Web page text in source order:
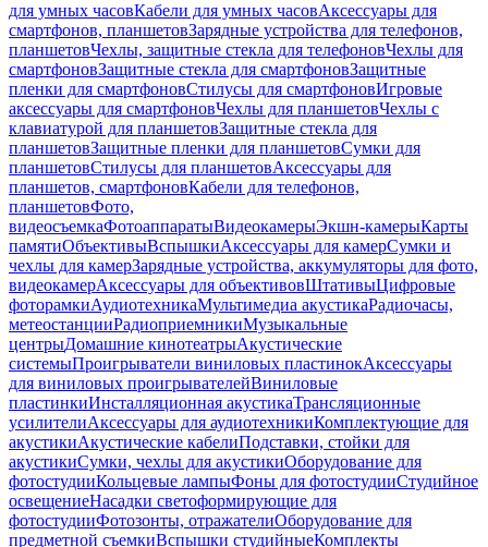
для умных часовКабели для умных часовАксессуары для
смартфонов, планшетовЗарядные устройства для телефонов,
планшетовЧехлы, защитные стекла для телефоновЧехлы для
смартфоновЗащитные стекла для смартфоновЗащитные
пленки для смартфоновСтилусы для смартфоновИгровые
аксессуары для смартфоновЧехлы для планшетовЧехлы с
клавиатурой для планшетовЗащитные стекла для
планшетовЗащитные пленки для планшетовСумки для
планшетовСтилусы для планшетовАксессуары для
планшетов, смартфоновКабели для телефонов,
планшетовФото,
видеосъемкаФотоаппаратыВидеокамерыЭкшн-камерыКарты
памятиОбъективыВспышкиАксессуары для камерСумки и
чехлы для камерЗарядные устройства, аккумуляторы для фото,
видеокамерАксессуары для объективовШтативыЦифровые
фоторамкиАудиотехникаМультимедиа акустикаРадиочасы,
метеостанцииРадиоприемникиМузыкальные
центрыДомашние кинотеатрыАкустические
системыПроигрыватели виниловых пластинокАксессуары
для виниловых проигрывателейВиниловые
пластинкиИнсталляционная акустикаТрансляционные
усилителиАксессуары для аудиотехникиКомплектующие для
акустикиАкустические кабелиПодставки, стойки для
акустикиСумки, чехлы для акустикиОборудование для
фотостудииКольцевые лампыФоны для фотостудииСтудийное
освещениеНасадки светоформирующие для
фотостудииФотозонты, отражателиОборудование для
предметной съемкиВспышки студийныеКомплекты